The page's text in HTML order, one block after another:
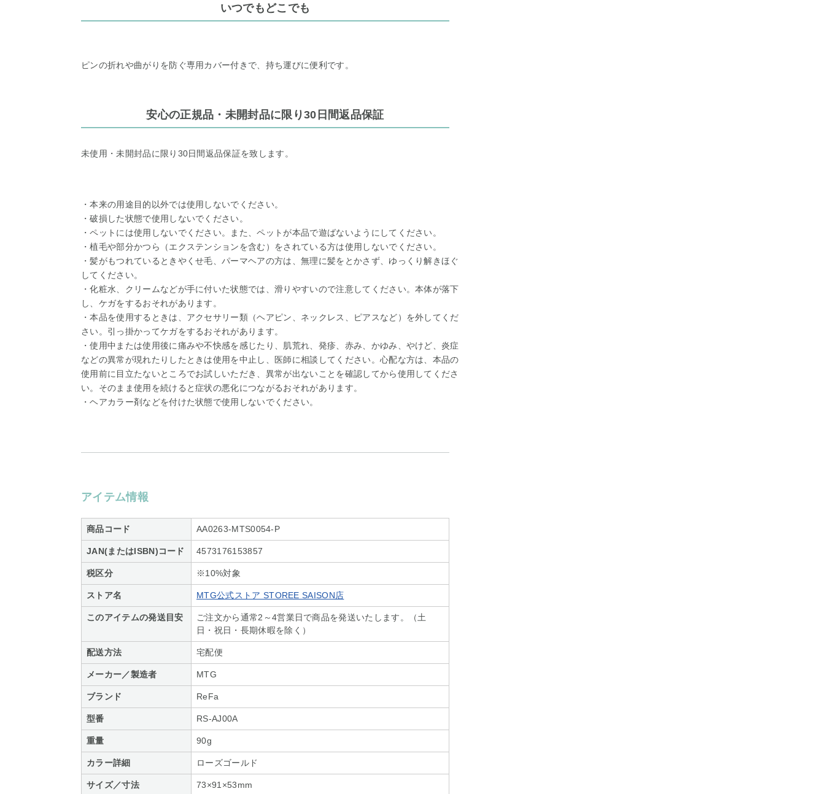
いつでもどこでも
ピンの折れや曲がりを防ぐ専用カバー付きで、持ち運びに便利です。
安心の正規品・未開封品に限り30日間返品保証
未使用・未開封品に限り30日間返品保証を致します。
・本来の用途目的以外では使用しないでください。
・破損した状態で使用しないでください。
・ペットには使用しないでください。また、ペットが本品で遊ばないようにしてください。
・植毛や部分かつら（エクステンションを含む）をされている方は使用しないでください。
・髪がもつれているときやくせ毛、パーマヘアの方は、無理に髪をとかさず、ゆっくり解きほぐ
してください。
・化粧水、クリームなどが手に付いた状態では、滑りやすいので注意してください。本体が落下
し、ケガをするおそれがあります。
・本品を使用するときは、アクセサリー類（ヘアピン、ネックレス、ピアスなど）を外してくだ
さい。引っ掛かってケガをするおそれがあります。
・使用中または使用後に痛みや不快感を感じたり、肌荒れ、発疹、赤み、かゆみ、やけど、炎症
などの異常が現れたりしたときは使用を中止し、医師に相談してください。心配な方は、本品の
使用前に目立たないところでお試しいただき、異常が出ないことを確認してから使用してくださ
い。そのまま使用を続けると症状の悪化につながるおそれがあります。
・ヘアカラー剤などを付けた状態で使用しないでください。
アイテム情報
商品コード AA0263-MTS0054-P
JAN(またはISBN)コード 4573176153857
税区分 ※10%対象
ストア名 MTG公式ストア STOREE SAISON店
このアイテムの発送目安
ご注文から通常2～4営業日で商品を発送いたします。（土
日・祝日・長期休暇を除く）
配送方法 宅配便
メーカー／製造者 MTG
ブランド ReFa
型番 RS-AJ00A
重量 90g
カラー詳細 ローズゴールド
サイズ／寸法 73×91×53mm